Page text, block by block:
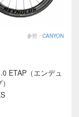
参照： CANYON
ETAP（エンデュ